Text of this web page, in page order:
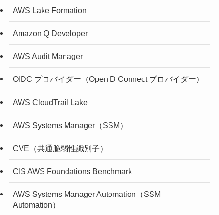
AWS Lake Formation
Amazon Q Developer
AWS Audit Manager
OIDC プロバイダー（OpenID Connect プロバイダー）
AWS CloudTrail Lake
AWS Systems Manager（SSM）
CVE（共通脆弱性識別子）
CIS AWS Foundations Benchmark
AWS Systems Manager Automation（SSM
Automation）